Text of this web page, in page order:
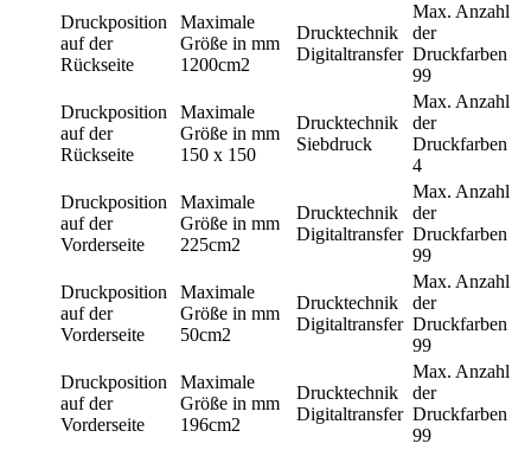
Druckposition
auf der
Rückseite
Maximale
Größe in mm
1200cm2
Drucktechnik
Digitaltransfer
Max. Anzahl
der
Druckfarben
99
Druckposition
auf der
Rückseite
Maximale
Größe in mm
150 x 150
Drucktechnik
Siebdruck
Max. Anzahl
der
Druckfarben
4
Druckposition
auf der
Vorderseite
Maximale
Größe in mm
225cm2
Drucktechnik
Digitaltransfer
Max. Anzahl
der
Druckfarben
99
Druckposition
auf der
Vorderseite
Maximale
Größe in mm
50cm2
Drucktechnik
Digitaltransfer
Max. Anzahl
der
Druckfarben
99
Druckposition
auf der
Vorderseite
Maximale
Größe in mm
196cm2
Drucktechnik
Digitaltransfer
Max. Anzahl
der
Druckfarben
99